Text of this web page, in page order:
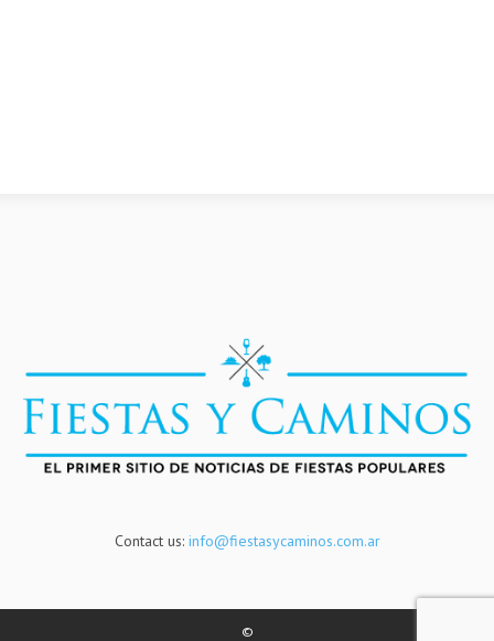
Contact us: info@fiestasycaminos.com.ar
©